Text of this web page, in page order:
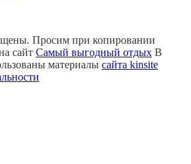
Просим при копировании
сайт Самый выгодный отдых В
материалы сайта kinsite